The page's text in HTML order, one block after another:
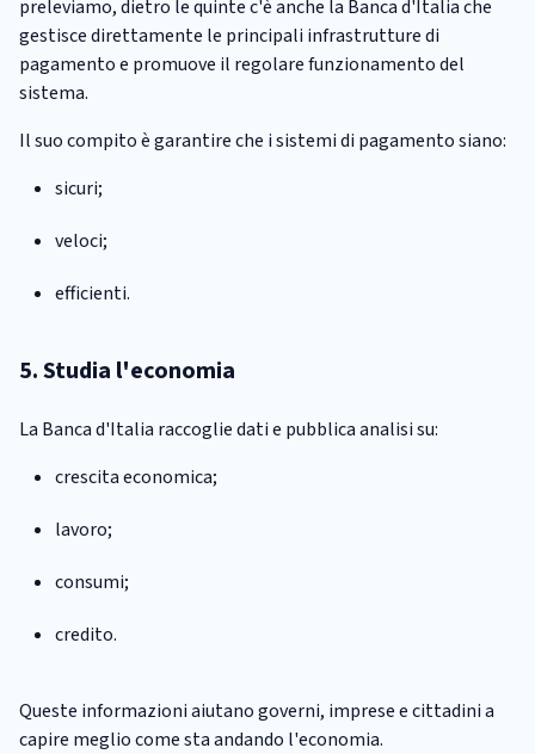
preleviamo, dietro le quinte c'è anche la Banca d'Italia che
gestisce direttamente le principali infrastrutture di
pagamento e promuove il regolare funzionamento del
sistema.
Il suo compito è garantire che i sistemi di pagamento siano:
sicuri;
veloci;
efficienti.
5. Studia l'economia
La Banca d'Italia raccoglie dati e pubblica analisi su:
crescita economica;
lavoro;
consumi;
credito.
Queste informazioni aiutano governi, imprese e cittadini a
capire meglio come sta andando l'economia.